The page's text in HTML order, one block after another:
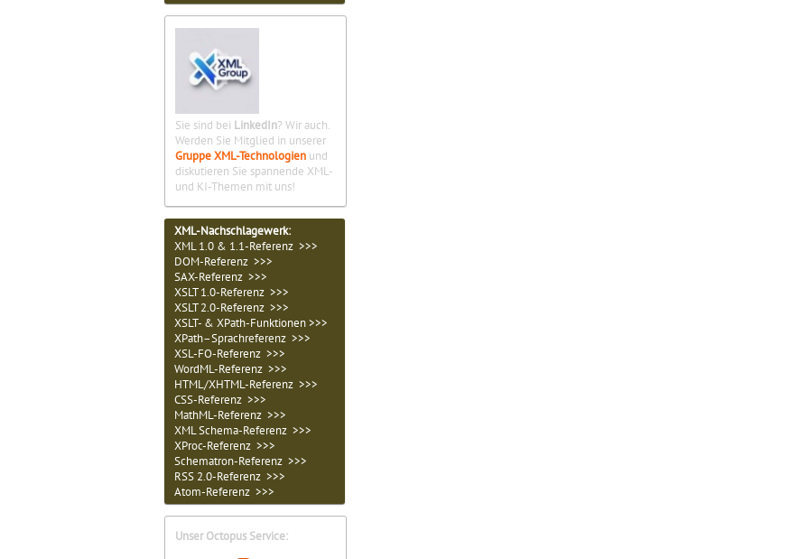
Sie sind bei LinkedIn? Wir auch.
Werden Sie Mitglied in unserer
Gruppe XML-Technologien und
diskutieren Sie spannende XML-
und KI-Themen mit uns!
XML-Nachschlagewerk:
XML 1.0 & 1.1-Referenz >>>
DOM-Referenz >>>
SAX-Referenz >>>
XSLT 1.0-Referenz >>>
XSLT 2.0-Referenz >>>
XSLT- & XPath-Funktionen >>>
XPath–Sprachreferenz >>>
XSL-FO-Referenz >>>
WordML-Referenz >>>
HTML/XHTML-Referenz >>>
CSS-Referenz >>>
MathML-Referenz >>>
XML Schema-Referenz >>>
XProc-Referenz >>>
Schematron-Referenz >>>
RSS 2.0-Referenz >>>
Atom-Referenz >>>
Unser Octopus Service: